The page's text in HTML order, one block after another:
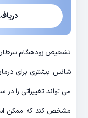
تشخیص زودهنگام سرطان
شانس بیشتری برای
می تواند تغییراتی را
مشخص کند که ممکن است